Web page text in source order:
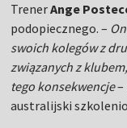
TrenerAnge
podopiecznego. –
swoich kolegów z
związanych z
tego konsekwencje–
australijski